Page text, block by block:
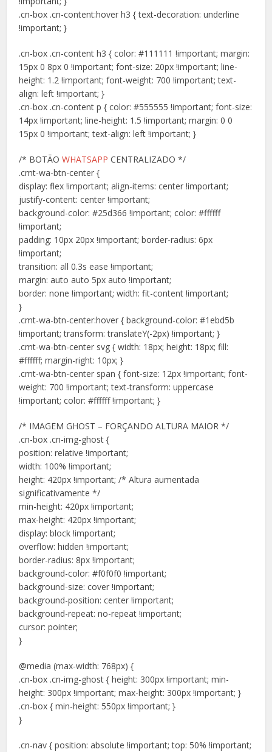
.cn-box .cn-content:hover h3 { text-decoration: underline
!important; }
.cn-box .cn-content h3 { color: #111111 !important; margin:
15px 0 8px 0 !important; font-size: 20px !important; line-
height: 1.2 !important; font-weight: 700 !important; text-
align: left !important; }
.cn-box .cn-content p { color: #555555 !important; font-size:
14px !important; line-height: 1.5 !important; margin: 0 0
15px 0 !important; text-align: left !important; }
/* BOTÃOWHATSAPP CENTRALIZADO */
.cmt-wa-btn-center {
display: flex !important; align-items: center !important;
justify-content: center !important;
background-color: #25d366 !important; color: #ffffff
!important;
padding: 10px 20px !important; border-radius: 6px
!important;
transition: all 0.3s ease !important;
margin: auto auto 5px auto !important;
border: none !important; width: fit-content !important;
}
.cmt-wa-btn-center:hover { background-color: #1ebd5b
!important; transform: translateY(-2px) !important; }
.cmt-wa-btn-center svg { width: 18px; height: 18px; fill:
#ffffff; margin-right: 10px; }
.cmt-wa-btn-center span { font-size: 12px !important; font-
weight: 700 !important; text-transform: uppercase
!important; color: #ffffff !important; }
/* IMAGEM GHOST – FORÇANDO ALTURA MAIOR */
.cn-box .cn-img-ghost {
position: relative !important;
width: 100% !important;
height: 420px !important; /* Altura aumentada
significativamente */
min-height: 420px !important;
max-height: 420px !important;
display: block !important;
overflow: hidden !important;
border-radius: 8px !important;
background-color: #f0f0f0 !important;
background-size: cover !important;
background-position: center !important;
background-repeat: no-repeat !important;
cursor: pointer;
}
@media (max-width: 768px) {
.cn-box .cn-img-ghost { height: 300px !important; min-
height: 300px !important; max-height: 300px !important; }
.cn-box { min-height: 550px !important; }
}
.cn-nav { position: absolute !important; top: 50% !important;